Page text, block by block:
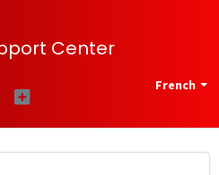
Center
French